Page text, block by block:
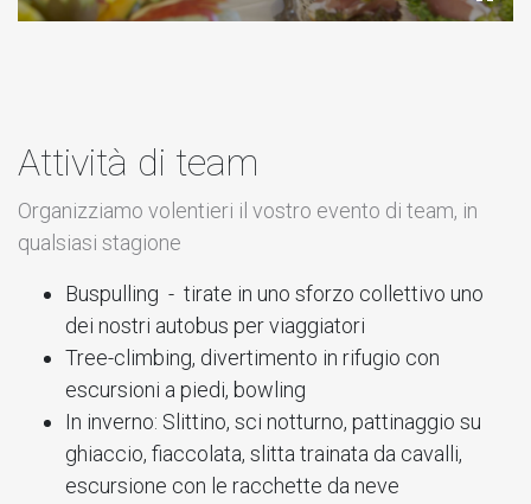
Attività di team
Organizziamo volentieri il vostro evento di team, in
qualsiasi stagione
Buspulling - tirate in uno sforzo collettivo uno
dei nostri autobus per viaggiatori
Tree-climbing, divertimento in rifugio con
escursioni a piedi, bowling
In inverno: Slittino, sci notturno, pattinaggio su
ghiaccio, fiaccolata, slitta trainata da cavalli,
escursione con le racchette da neve